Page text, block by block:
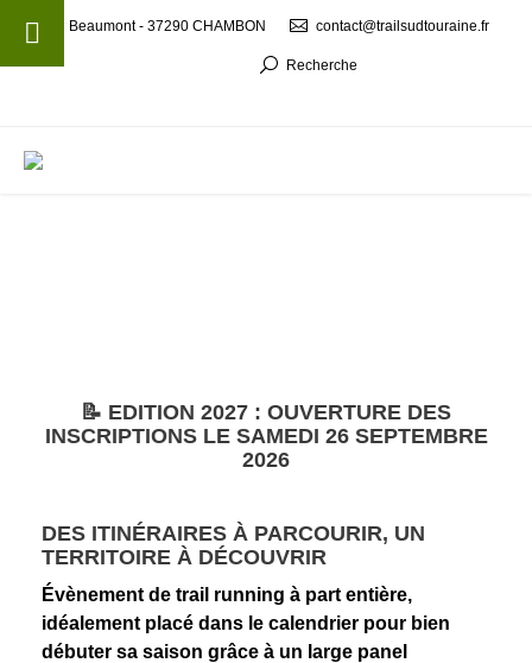
Beaumont - 37290 CHAMBON contact@trailsudtouraine.fr
Recherche
📝 EDITION 2027 : OUVERTURE DES
INSCRIPTIONS LE SAMEDI 26 SEPTEMBRE
2026
DES ITINÉRAIRES À PARCOURIR, UN
TERRITOIRE À DÉCOUVRIR
Évènement de trail running à part entière,
idéalement placé dans le calendrier pour bien
débuter sa saison grâce à un large panel